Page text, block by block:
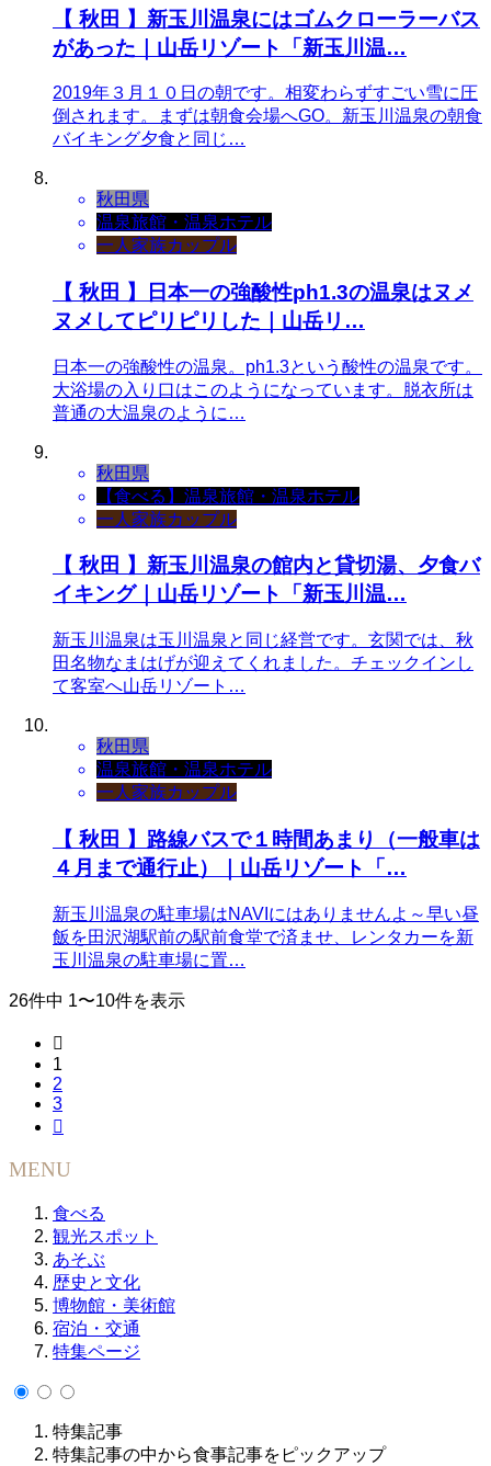
【 秋田 】新玉川温泉にはゴムクローラーバス
があった｜山岳リゾート「新玉川温…
2019年３月１０日の朝です。相変わらずすごい雪に圧
倒されます。まずは朝食会場へGO。新玉川温泉の朝食
バイキング夕食と同じ…
秋田県
温泉旅館・温泉ホテル
一人 家族カップル
【 秋田 】日本一の強酸性ph1.3の温泉はヌメ
ヌメしてピリピリした｜山岳リ…
日本一の強酸性の温泉。ph1.3という酸性の温泉です。
大浴場の入り口はこのようになっています。脱衣所は
普通の大温泉のように…
秋田県
【食べる】 温泉旅館・温泉ホテル
一人 家族カップル
【 秋田 】新玉川温泉の館内と貸切湯、夕食バ
イキング｜山岳リゾート「新玉川温…
新玉川温泉は玉川温泉と同じ経営です。玄関では、秋
田名物なまはげが迎えてくれました。チェックインし
て客室へ山岳リゾート…
秋田県
温泉旅館・温泉ホテル
一人 家族カップル
【 秋田 】路線バスで１時間あまり（一般車は
４月まで通行止）｜山岳リゾート「…
新玉川温泉の駐車場はNAVIにはありませんよ～早い昼
飯を田沢湖駅前の駅前食堂で済ませ、レンタカーを新
玉川温泉の駐車場に置…
26件中 1〜10件を表示

1
2
3

MENU
食べる
観光スポット
あそぶ
歴史と文化
博物館・美術館
宿泊・交通
特集ページ
特集記事
特集記事の中から食事記事をピックアップ